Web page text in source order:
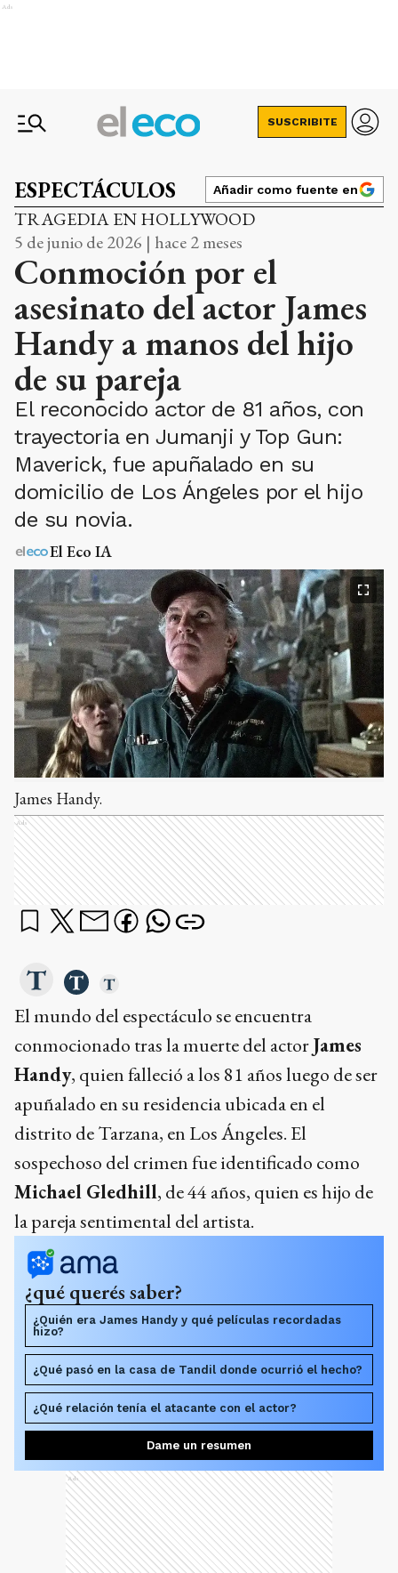
Ads
SUSCRIBITE
ESPECTÁCULOS Añadir como fuente en
TRAGEDIA EN HOLLYWOOD
5 de junio de 2026 | hace 2 meses
Conmoción por el
asesinato del actor James
Handy a manos del hijo
de su pareja
El reconocido actor de 81 años, con
trayectoria en Jumanji y Top Gun:
Maverick, fue apuñalado en su
domicilio de Los Ángeles por el hijo
de su novia.
El Eco IA
James Handy.
Ads
El mundo del espectáculo se encuentra
conmocionado tras la muerte del actorJames
Handy, quien falleció a los 81 años luego de ser
apuñalado en su residencia ubicada en el
distrito de Tarzana, en Los Ángeles. El
sospechoso del crimen fue identificado como
Michael Gledhill, de 44 años, quien es hijo de
la pareja sentimental del artista.
¿qué querés saber?
¿Quién era James Handy y qué películas recordadas
hizo?
¿Qué pasó en la casa de Tandil donde ocurrió el hecho?
¿Qué relación tenía el atacante con el actor?
Dame un resumen
Ads